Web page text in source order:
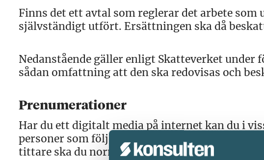
Finns det ett avtal som reglerar det arbete
självständigt utfört. Ersättningen ska då
Nedanstående gäller enligt Skatteverket
sådan omfattning att den ska redovisas och
Prenumerationer
Har du ett digitalt media på internet kan du i
personer som följer det du sänder eller
tittare ska du normalt ta upp som inkomst av